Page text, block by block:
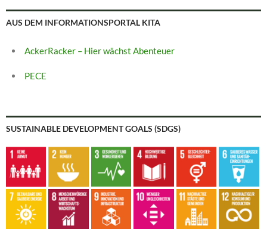
AUS DEM INFORMATIONSPORTAL KITA
AckerRacker – Hier wächst Abenteuer
PECE
SUSTAINABLE DEVELOPMENT GOALS (SDGS)